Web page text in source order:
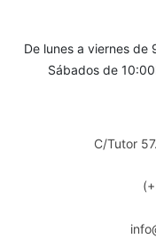
De lunes a viernes
Sábados de
C/Tutor